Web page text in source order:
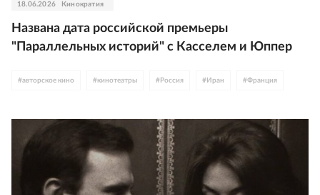
18.06.2026 Кинократия
Названа дата российской премьеры
"Параллельных историй" с Касселем и Юппер
#авторское кино #кинотеатры # Россия # Иран #Франция